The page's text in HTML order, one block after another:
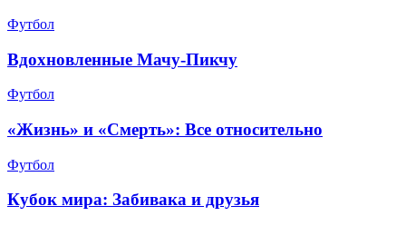
Футбол
Вдохновленные Мачу-Пикчу
Футбол
«Жизнь» и «Смерть»: Все относительно
Футбол
Кубок мира: Забивака и друзья